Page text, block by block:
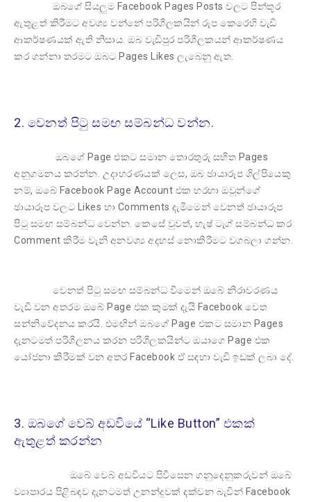
ඔබගේ සියලුම Facebook Pages Posts වලට පින්තූර
ඇතුළත් කිරීමට අවශ්‍ය වන්නේ පරිශීලකයින් රූප කෙරෙහි වැඩි
ආකර්ෂණයක් ඇති නිසාය. ඔබ වැඩිපුර පරිශීලකයන් ආකර්ෂණය
කර ගන්නා තරමට ඔබට Pages Likes ලැබෙනු ඇත.
2. වෙනත් පිටු සමඟ සම්බන්ධ වන්න.
ඔබගේ Page එකට සමාන තොරතුරු සහිත Pages
අනුගමනය කරන්න. උදාහරණයක් ලෙස, ඔබ ඡායාරූප ශිල්පියෙකු
නම්, ඔබේ Facebook Page Account එක හරහා ඔවුන්ගේ
ඡායාරූප වලට Likes හා Comments දැමීමෙන් වෙනත් ඡායාරූප
පිටු සමඟ සම්බන්ධ වෙන්න. කෙසේ වුවත්, හැෂ් ටැග් සම්බන්ධ කර
Comment කිරීම වැනි අනවශ්‍ය අදහස් නොකිරීමට වගබලා ගන්න.
වෙනත් පිටු සමඟ සම්බන්ධ වීමෙන් ඔබේ නිරාවරණය
වැඩි වන අතරම ඔබේ Page එක කුමක් දැයි Facebook වෙත
සන්නිවේදනය කරයි. එමඟින් ඔබගේ Page එකට සමාන Pages
දැනටමත් පරිශීලනය කරන පරිශීලකයින්ට ඔයාගෙ Page එක
යෝජනා කිරීමක් වන අතර Facebook ඒ සඳහා වැඩි ඉඩක් ලබා දේ.
3. ඔබගේ වෙබ් අඩවියේ “Like Button” එකක්
ඇතුළත් කරන්න
ඔබේ වෙබ් අඩවියට පිවිසෙන ගනුදෙනුකරුවන් ඔබේ
ව්‍යාපාරය පිළිබඳව දැනටමත් උනන්දුවක් දක්වන බැවින් Facebook